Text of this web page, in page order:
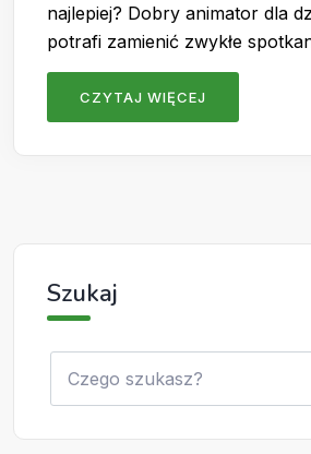
najlepiej? Dobry animator dla
potrafi zamienić zwykłe
CZYTAJ WIĘCEJ
Szukaj